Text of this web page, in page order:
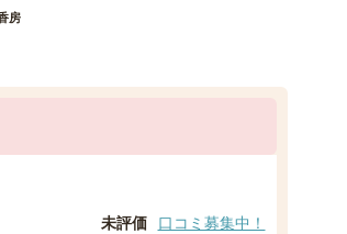
房
未評価 口コミ募集中！